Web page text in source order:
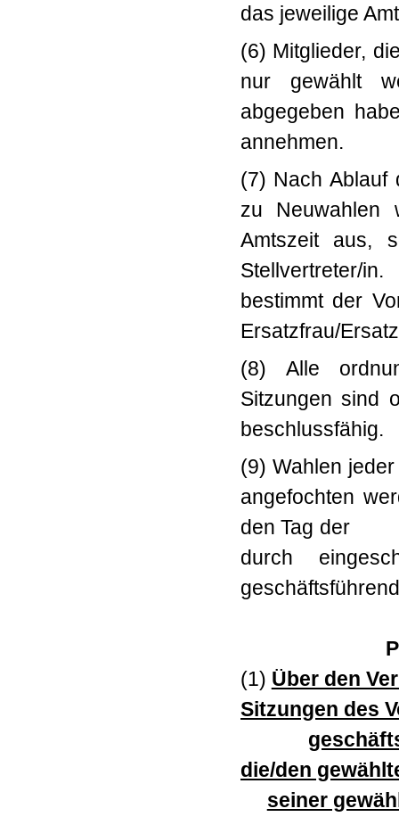
das jeweilige
(6) Mitglieder,
nur gewählt
abgegeben
annehmen.
(7) Nach Ablauf
zu Neuwahlen
Amtszeit
Stellvertreter/
bestimmt der
Ersatzfrau/
(8) Alle
Sitzungen sind
beschlussfähig.
(9) Wahlen
angefochten
den Tag der
durch
(1) Über den
Sitzungen des
die/den
seiner